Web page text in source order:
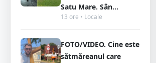
Satu Mare. Sân...
13 ore • Locale
FOTO/VIDEO. Cine este
sătmăreanul care